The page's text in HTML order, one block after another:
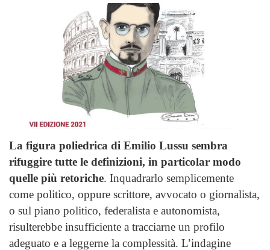
La figura poliedrica di Emilio Lussu sembra
rifuggire tutte le definizioni, in particolar modo
quelle più retoriche. Inquadrarlo semplicemente
come politico, oppure scrittore, avvocato o giornalista,
o sul piano politico, federalista e autonomista,
risulterebbe insufficiente a tracciarne un profilo
adeguato e a leggerne la complessità. L’indagine